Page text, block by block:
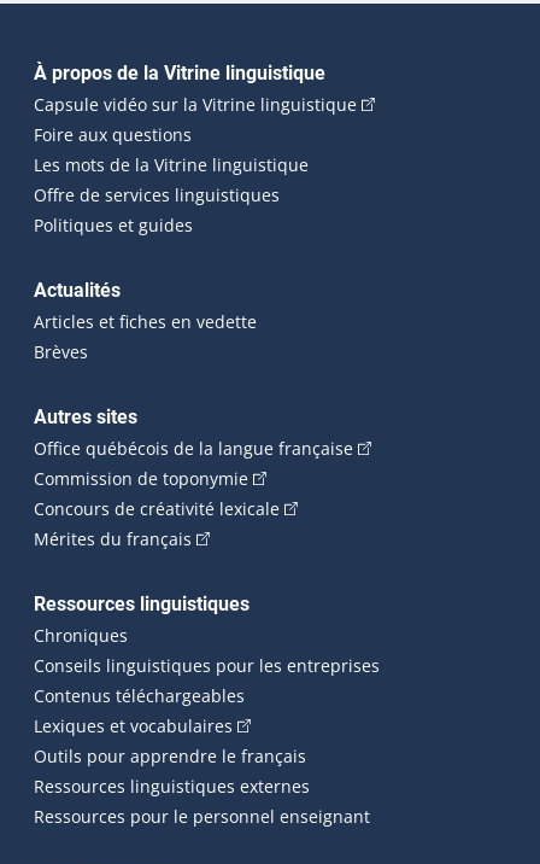
Navigation principale
À propos de la Vitrine linguistique
Capsule vidéo sur la Vitrine linguistique(Cet hyperlien
Foire aux questions
Les mots de la Vitrine linguistique
Offre de services linguistiques
Politiques et guides
Actualités
Articles et fiches en vedette
Brèves
Autres sites
Office québécois de la langue française(Cet hyperlien
Commission de toponymie(Cet hyperlien externe s'ouvrira
Concours de créativité lexicale(Cet hyperlien externe
Mérites du français (Cet hyperlien externe s'ouvrira dans une
Ressources linguistiques
Chroniques
Conseils linguistiques pour les entreprises
Contenus téléchargeables
Lexiques et vocabulaires (Cet hyperlien externe s'ouvrira
Outils pour apprendre le français
Ressources linguistiques externes
Ressources pour le personnel enseignant